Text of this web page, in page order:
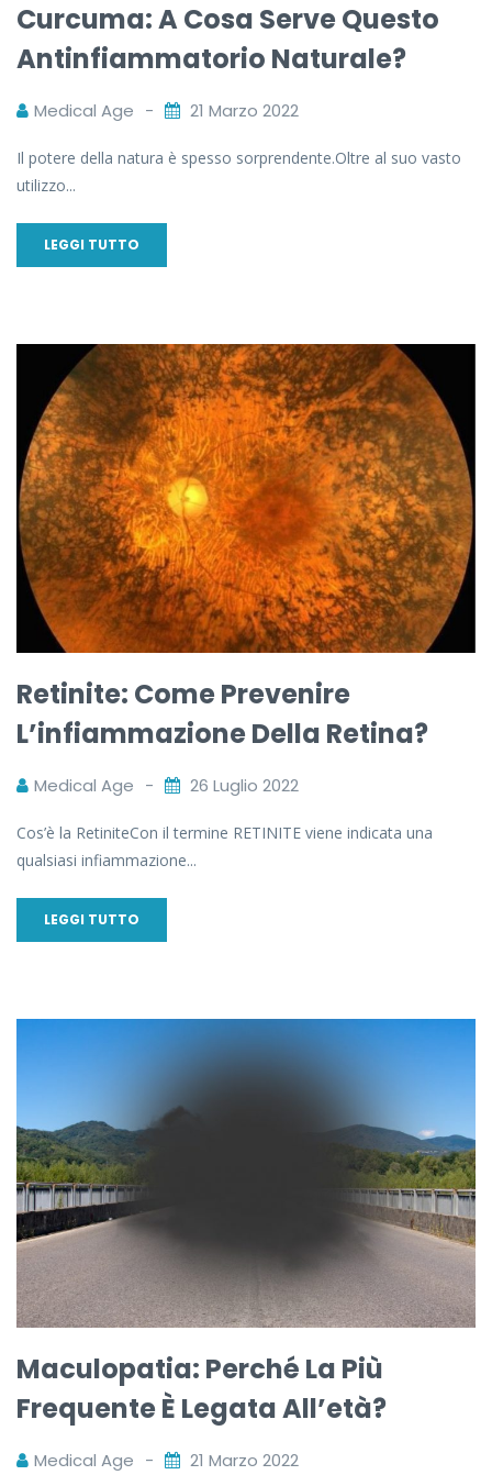
Curcuma: A Cosa Serve Questo
Antinfiammatorio Naturale?
Medical Age 21 Marzo 2022
Il potere della natura è spesso sorprendente.Oltre al suo vasto
utilizzo...
LEGGI TUTTO
Retinite: Come Prevenire
L’infiammazione Della Retina?
Medical Age 26 Luglio 2022
Cos’è la RetiniteCon il termine RETINITE viene indicata una
qualsiasi infiammazione...
LEGGI TUTTO
Maculopatia: Perché La Più
Frequente È Legata All’età?
Medical Age 21 Marzo 2022